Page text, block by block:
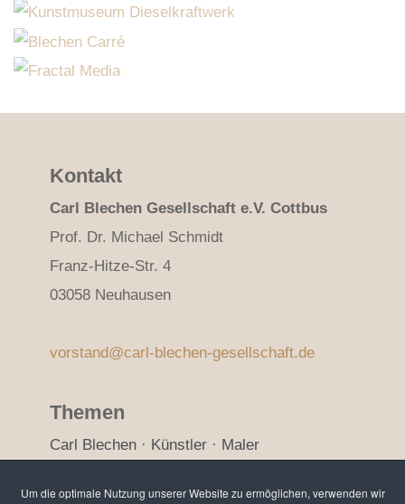
Kontakt
Carl Blechen Gesellschaft e.V. Cottbus
Prof. Dr. Michael Schmidt
Franz-Hitze-Str. 4
03058 Neuhausen
vorstand@carl-blechen-gesellschaft.de
Themen
Carl Blechen · Künstler · Maler
Um die optimale Nutzung unserer Website zu ermöglichen, verwenden wir